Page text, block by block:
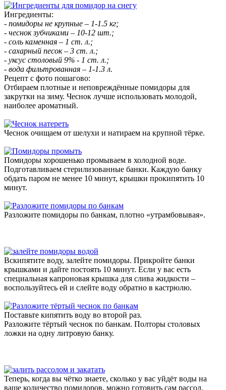
Ингредиенты:
- помидоры не крупные – 1-1.5 кг;
- чеснок зубчиками – 10-12 шт.;
- соль каменная – 1 ст. л.;
- сахарный песок – 3 ст. л.;
- уксус столовый 9% - 1 ст. л.;
- вода фильтрованная – 1-1.3 л.
Рецепт с фото пошагово:
Отбираем плотные и неповреждённые помидоры для
закрутки на зиму. Чеснок лучше использовать молодой,
наиболее ароматный.
Чеснок очищаем от шелухи и натираем на крупной тёрке.
Помидоры хорошенько промываем в холодной воде.
Подготавливаем стерилизованные банки. Каждую банку
обдать паром не менее 10 минут, крышки прокипятить 10
минут.
Разложите помидоры по банкам, плотно «утрамбовывая».
Вскипятите воду, залейте помидоры. Прикройте банки
крышками и дайте постоять 10 минут. Если у вас есть
специальная капроновая крышка для слива жидкости –
воспользуйтесь ей и слейте воду обратно в кастрюлю.
Поставьте кипятить воду во второй раз.
Разложите тёртый чеснок по банкам. Полторы столовых
ложки на одну литровую банку.
Теперь, когда вы чётко знаете, сколько у вас уйдёт воды на
ваше количество помидоров, можно готовить сам рассол.